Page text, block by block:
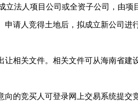
法人项目公司或全资子公司，由
请人竞得土地后，拟成立新公司进
相关文件。相关文件可从海南省
的竞买人可登录网上交易系统提